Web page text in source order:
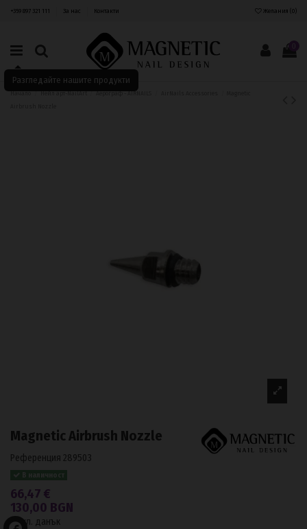
+359 897 321 111 За нас Контакти Желания (0)
Разгледайте нашите продукти
0
Начало Нейл арт-NailArt Аерограф - AIRNAILS
Magnetic Airbrush Nozzle
Референция 289503
66,47 €
130,00 BGN
С вкл. данък